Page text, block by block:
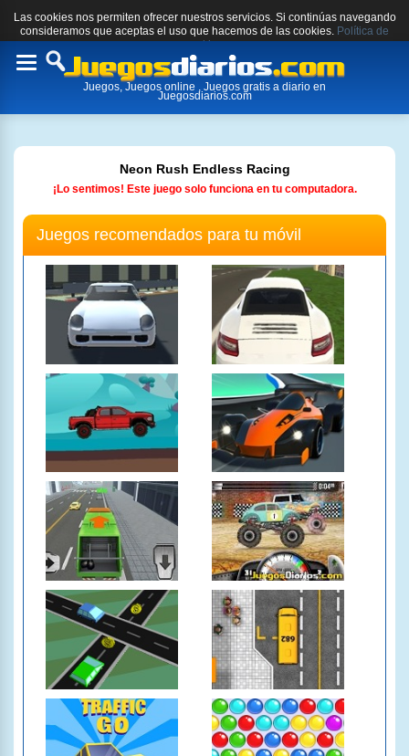
Las cookies nos permiten ofrecer nuestros servicios. Si continúas navegando
consideramos que aceptas el uso que hacemos de las cookies. Política de
cookies.
Toggle
Juegos, Juegos online , Juegos gratis a diario en
Juegosdiarios.com
Neon Rush Endless Racing
¡Lo sentimos! Este juego solo funciona en tu computadora.
Juegos recomendados para tu móvil